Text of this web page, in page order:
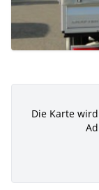
Die Karte